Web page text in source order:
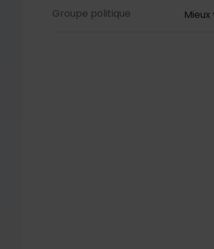
Contenu de la
Groupe politique